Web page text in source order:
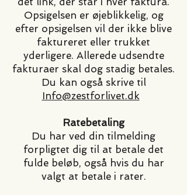
Opsigelsen er øjeblikkelig, og
efter opsigelsen vil der ikke blive
faktureret eller trukket
yderligere. Allerede udsendte
fakturaer skal dog stadig betales.
Du kan også skrive til
Info@zestforlivet.dk
Ratebetaling
Du har ved din tilmelding
forpligtet dig til at betale det
fulde beløb, også hvis du har
valgt at betale i rater.